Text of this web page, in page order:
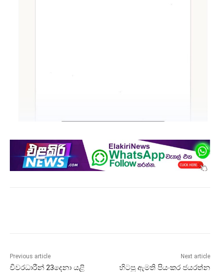
Previous article
චීවරධාරීන් 23දෙනා යළි
Next article
හිටපු ඇමති පියංකර ජයරත්න